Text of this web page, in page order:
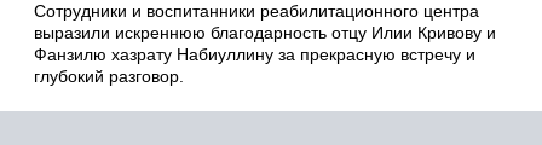
Сотрудники и воспитанники реабилитационного центра
выразили искреннюю благодарность отцу Илии Кривову и
Фанзилю хазрату Набиуллину за прекрасную встречу и
глубокий разговор.